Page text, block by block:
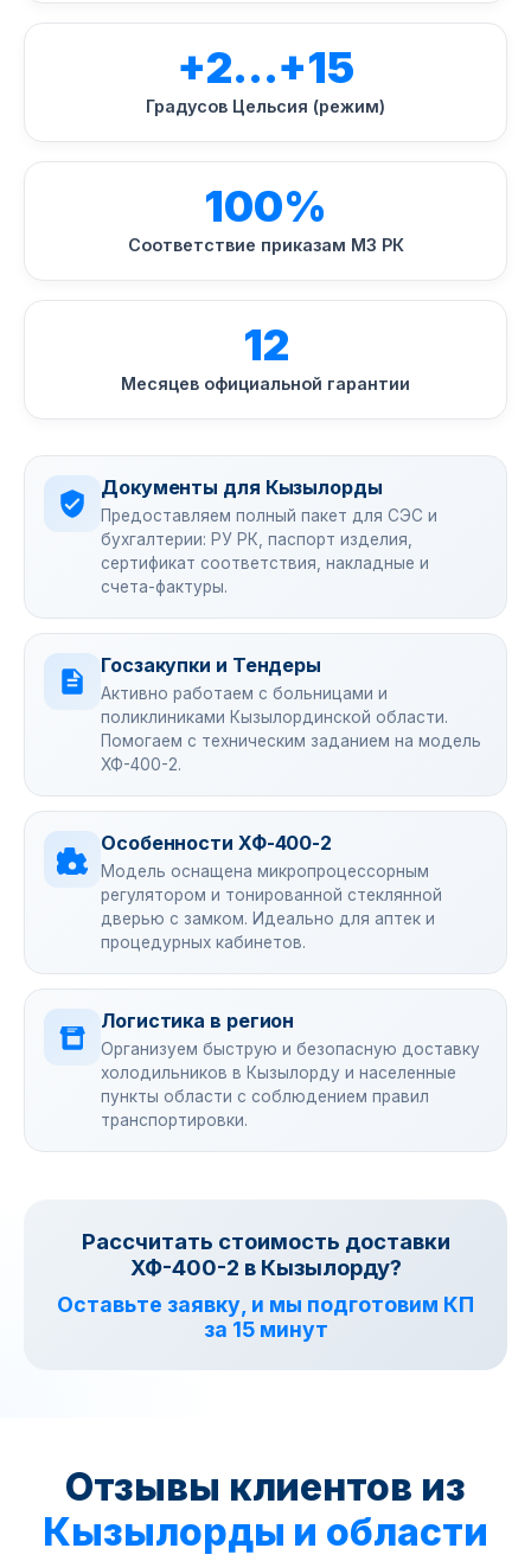
+2…+15
Градусов Цельсия (режим)
100%
Соответствие приказам МЗ РК
12
Месяцев официальной гарантии
Документы для Кызылорды
Предоставляем полный пакет для СЭС и
бухгалтерии: РУ РК, паспорт изделия,
сертификат соответствия, накладные и
счета-фактуры.
Госзакупки и Тендеры
Активно работаем с больницами и
поликлиниками Кызылординской области.
Помогаем с техническим заданием на модель
ХФ-400-2.
Особенности ХФ-400-2
Модель оснащена микропроцессорным
регулятором и тонированной стеклянной
дверью с замком. Идеально для аптек и
процедурных кабинетов.
Логистика в регион
Организуем быструю и безопасную доставку
холодильников в Кызылорду и населенные
пункты области с соблюдением правил
транспортировки.
Рассчитать стоимость доставки
ХФ-400-2 в Кызылорду?
Оставьте заявку, и мы подготовим КП
за 15 минут
Отзывы клиентов из
Кызылорды и области